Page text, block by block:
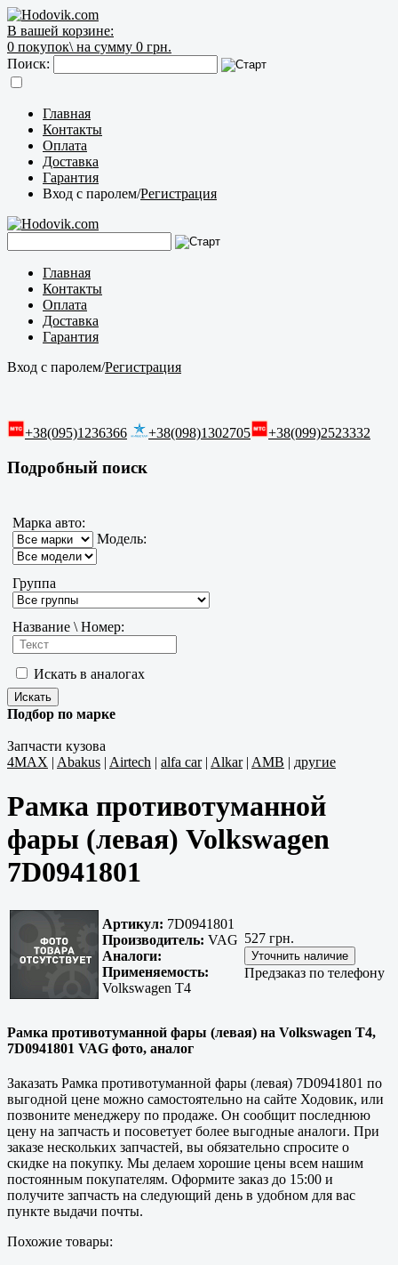
В вашей корзине:
0 покупок\ на сумму 0 грн.
Поиск:
Главная
Контакты
Оплата
Доставка
Гарантия
Вход с паролем/Регистрация
Главная
Контакты
Оплата
Доставка
Гарантия
Вход с паролем/Регистрация
+38(095)1236366 +38(098)1302705 +38(099)2523332
Подробный поиск
Марка авто:
Модель:
Группа
Название \ Номер:
Искать в аналогах
Подбор по марке
Запчасти кузова
4MAX | Abakus | Airtech | alfa car| Alkar| AMB | другие
Рамка противотуманной
фары (левая) Volkswagen
7D0941801
Артикул: 7D0941801
Производитель: VAG
Аналоги:
Применяемость:
Volkswagen T4
527 грн.
Предзаказ по телефону
Рамка противотуманной фары (левая) на Volkswagen T4,
7D0941801 VAG фото, аналог
Заказать Рамка противотуманной фары (левая) 7D0941801 по
выгодной цене можно самостоятельно на сайте Ходовик, или
позвоните менеджеру по продаже. Он сообщит последнюю
цену на запчасть и посоветует более выгодные аналоги. При
заказе нескольких запчастей, вы обязательно спросите о
скидке на покупку. Мы делаем хорошие цены всем нашим
постоянным покупателям. Оформите заказ до 15:00 и
получите запчасть на следующий день в удобном для вас
пункте выдачи почты.
Похожие товары: